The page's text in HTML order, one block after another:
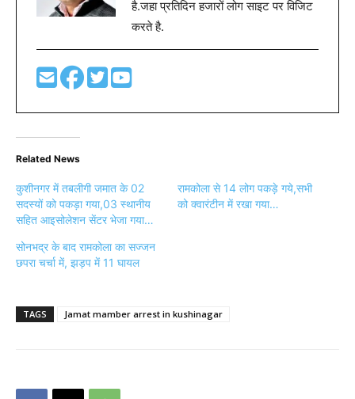
है.जहा प्रतिदिन हजारों लोग साइट पर विजिट
करते है.
Related News
कुशीनगर में तबलीगी जमात के 02
सदस्यों को पकड़ा गया,03 स्थानीय
सहित आइसोलेशन सेंटर भेजा गया…
रामकोला से 14 लोग पकड़े गये,सभी
को क्वारंटीन में रखा गया…
सोनभद्र के बाद रामकोला का सज्जन
छपरा चर्चा में, झड़प में 11 घायल
TAGS Jamat mamber arrest in kushinagar